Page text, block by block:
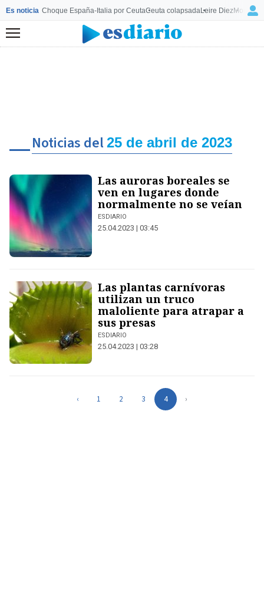
Es noticia Choque España-Italia por CeutaCeuta colapsadaLeire Diez
Menú
Noticias del25 de abril de 2023
Las auroras boreales se
ven en lugares donde
normalmente no se veían
ESDIARIO
25.04.2023 | 03:45
Las plantas carnívoras
utilizan un truco
maloliente para atrapar a
sus presas
ESDIARIO
25.04.2023 | 03:28
‹ 1 2 3 4 ›